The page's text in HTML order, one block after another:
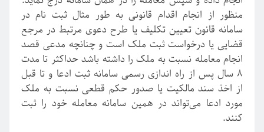
منظور از انجام اقدام قانونی به طور مثال ثبت نام در
سامانه قانون تعیین تکلیف یا طرح دعوی مرتبط در مرجع
قضایی یا درخواست ثبت ملک است و چنانچه مدعی قصد
انجام معامله نسبت به ملک را داشته باشد حداکثر تا مدت
۸ سال پس از راه اندازی رسمی سامانه ثبت ادعا و تا قبل
از اخذ سند مالکیت یا صدور حکم قطعی نسبت به ملک
مورد ادعا می‌تواند در همین سامانه معامله خود را ثبت
کنند.